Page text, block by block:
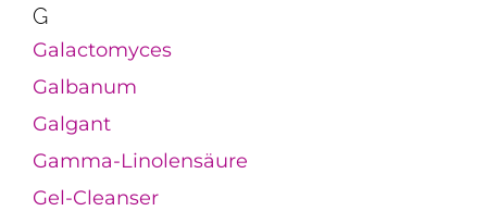
G
Galactomyces
Galbanum
Galgant
Gamma-Linolensäure
Gel-Cleanser